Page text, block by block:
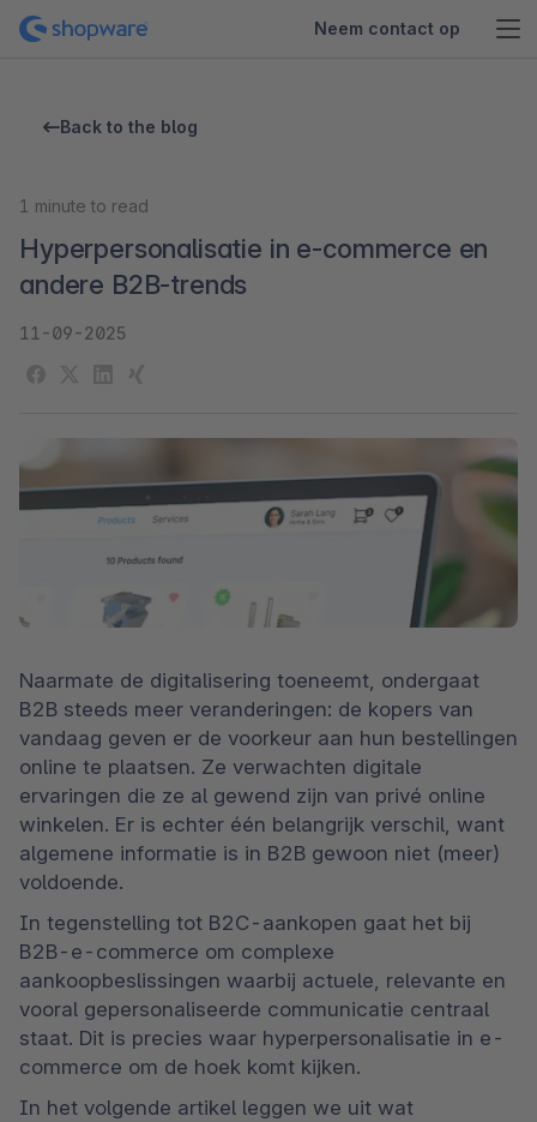
Neem contact op
Back to the blog
1 minute to read
Hyperpersonalisatie in e-commerce en
andere B2B-trends
11-09-2025
Naarmate de digitalisering toeneemt, ondergaat
B2B steeds meer veranderingen: de kopers van
vandaag geven er de voorkeur aan hun bestellingen
online te plaatsen. Ze verwachten digitale
ervaringen die ze al gewend zijn van privé online
winkelen. Er is echter één belangrijk verschil, want
algemene informatie is in B2B gewoon niet (meer)
voldoende.
In tegenstelling tot B2C-aankopen gaat het bij
B2B-e-commerce om complexe
aankoopbeslissingen waarbij actuele, relevante en
vooral gepersonaliseerde communicatie centraal
staat. Dit is precies waar hyperpersonalisatie in e-
commerce om de hoek komt kijken.
In het volgende artikel leggen we uit wat